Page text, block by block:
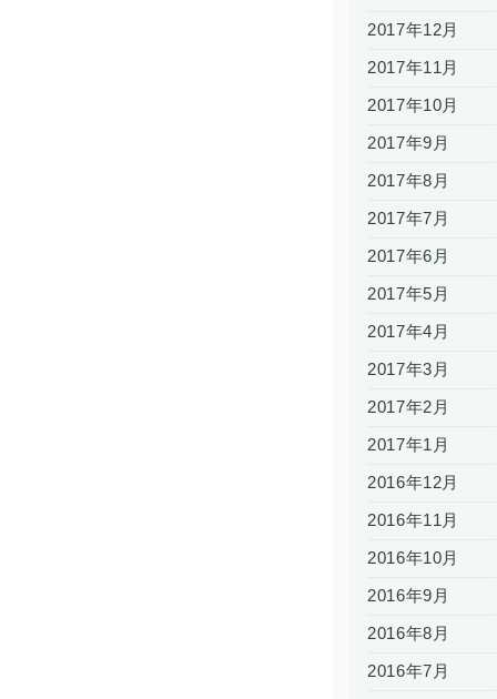
2017年12月
2017年11月
2017年10月
2017年9月
2017年8月
2017年7月
2017年6月
2017年5月
2017年4月
2017年3月
2017年2月
2017年1月
2016年12月
2016年11月
2016年10月
2016年9月
2016年8月
2016年7月